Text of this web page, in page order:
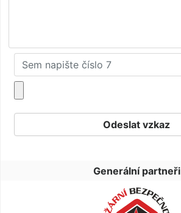
Generální partneři